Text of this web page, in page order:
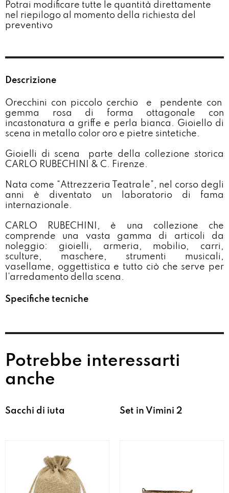
Potrai modificare tutte le quantità direttamente
nel riepilogo al momento della richiesta del
preventivo​
Descrizione
Orecchini con piccolo cerchio e
pendente con
gemma rosa di forma ottagonale con
incastonatura a griffe e perla bianca. Gioiello di
scena in metallo color oro e pietre sintetiche.
Gioielli di scena parte della collezione storica
CARLO RUBECHINI & C. Firenze.
Nata come “Attrezzeria Teatrale”, nel corso degli
anni è diventato un laboratorio di fama
internazionale.
CARLO RUBECHINI, è una collezione che
comprende una vasta gamma di articoli da
noleggio: gioielli, armeria, mobilio, carri,
sculture, maschere, strumenti musicali,
vasellame, oggettistica e tutto ciò che serve per
l’arredamento della scena.
Specifiche tecniche
Potrebbe interessarti
anche
Sacchi di iuta Set in Vimini 2